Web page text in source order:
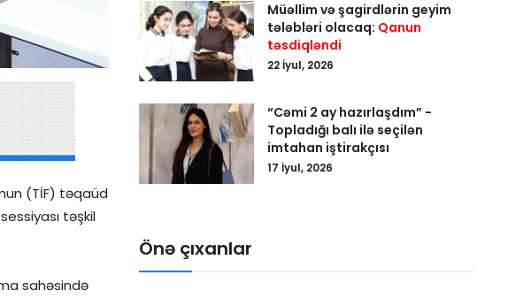
(TİF) təqaüd
təşkil
sahəsində
Müəllim və şagirdlərin geyim
tələbləri olacaq: Qanun
təsdiqləndi
22 İyul, 2026
“Cəmi 2 ay hazırlaşdım” -
Topladığı balı ilə seçilən
imtahan iştirakçısı
17 İyul, 2026
Önə çıxanlar